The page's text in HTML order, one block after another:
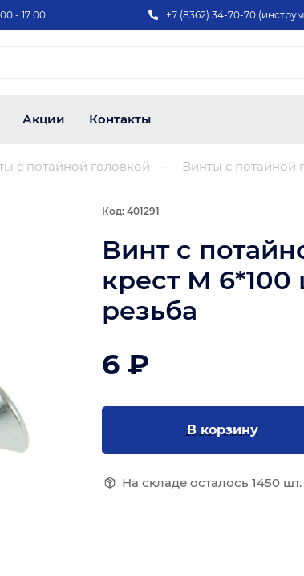
- 17:00 +7 (8362) 34-70-70
Акции Контакты
с потайной головкой Винты с потайной
Код: 401291
Винт с
крест М 6*100
резьба
6 ₽
В корзину
На складе осталось 1450 шт.